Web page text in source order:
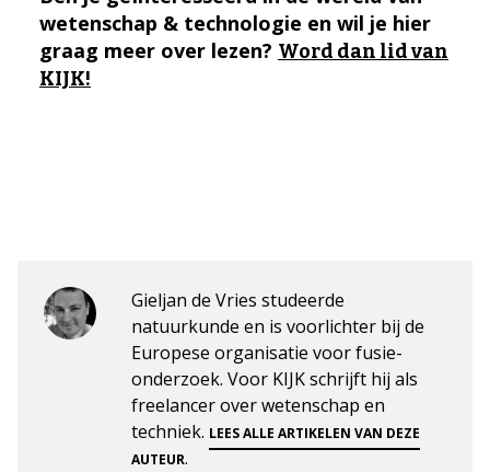
wetenschap & technologie en wil je hier
graag meer over lezen? Word dan lid van
KIJK!
Gieljan de Vries studeerde
natuurkunde en is voorlichter bij de
Europese organisatie voor fusie-
onderzoek. Voor KIJK schrijft hij als
freelancer over wetenschap en
techniek. LEES ALLE ARTIKELEN VAN DEZE
AUTEUR.